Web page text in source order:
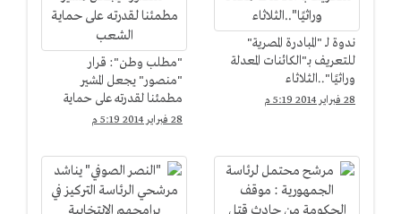
ندوة لـ "المبادرة المصرية"
للتعريف بـ"الكائنات المعدلة
وراثيًا"..الثلاثاء
28 فبراير 2014 5:19 م
"مطلب وطن": قرار
"منصور" يجعل المشير
مطمئنا لقدرته على حماية
الشعب
28 فبراير 2014 5:19 م